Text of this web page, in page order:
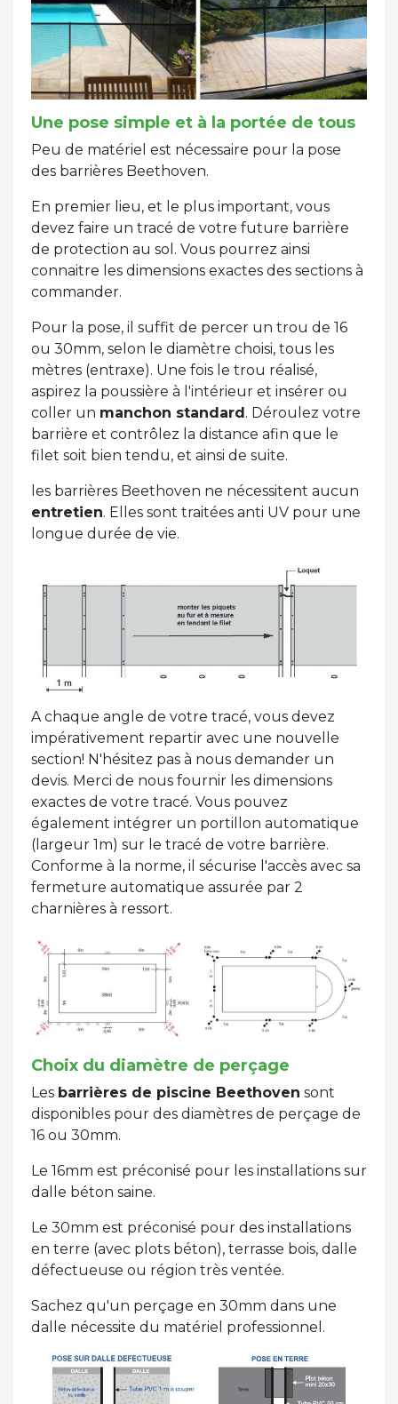
Une pose simple et à la portée de tous
Peu de matériel est nécessaire pour la pose
des barrières Beethoven.
En premier lieu, et le plus important, vous
devez faire un tracé de votre future barrière
de protection au sol. Vous pourrez ainsi
connaitre les dimensions exactes des sections à
commander.
Pour la pose, il suffit de percer un trou de 16
ou 30mm, selon le diamètre choisi, tous les
mètres (entraxe). Une fois le trou réalisé,
aspirez la poussière à l'intérieur et insérer ou
coller un manchon standard. Déroulez votre
barrière et contrôlez la distance afin que le
filet soit bien tendu, et ainsi de suite.
les barrières Beethoven ne nécessitent aucun
entretien. Elles sont traitées anti UV pour une
longue durée de vie.
A chaque angle de votre tracé, vous devez
impérativement repartir avec une nouvelle
section! N'hésitez pas à nous demander un
devis. Merci de nous fournir les dimensions
exactes de votre tracé. Vous pouvez
également intégrer un portillon automatique
(largeur 1m) sur le tracé de votre barrière.
Conforme à la norme, il sécurise l'accès avec sa
fermeture automatique assurée par 2
charnières à ressort.
Choix du diamètre de perçage
Les barrières de piscine Beethoven sont
disponibles pour des diamètres de perçage de
16 ou 30mm.
Le 16mm est préconisé pour les installations sur
dalle béton saine.
Le 30mm est préconisé pour des installations
en terre (avec plots béton), terrasse bois, dalle
défectueuse ou région très ventée.
Sachez qu'un perçage en 30mm dans une
dalle nécessite du matériel professionnel.